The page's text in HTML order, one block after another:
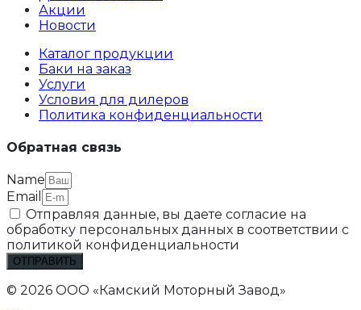
Акции
Новости
Каталог продукции
Баки на заказ
Услуги
Условия для дилеров
Политика конфиденциальности
Обратная связь
Name
Email
Отправляя данные, вы даете согласие на
обработку персональных данных в соответствии с
политикой конфиденциальности
ОТПРАВИТЬ
© 2026 ООО «Камский Моторный Завод»